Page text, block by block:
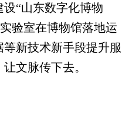
设“山东数字化博物
验室在博物馆落地运
新技术新手段提升服
文脉传下去。